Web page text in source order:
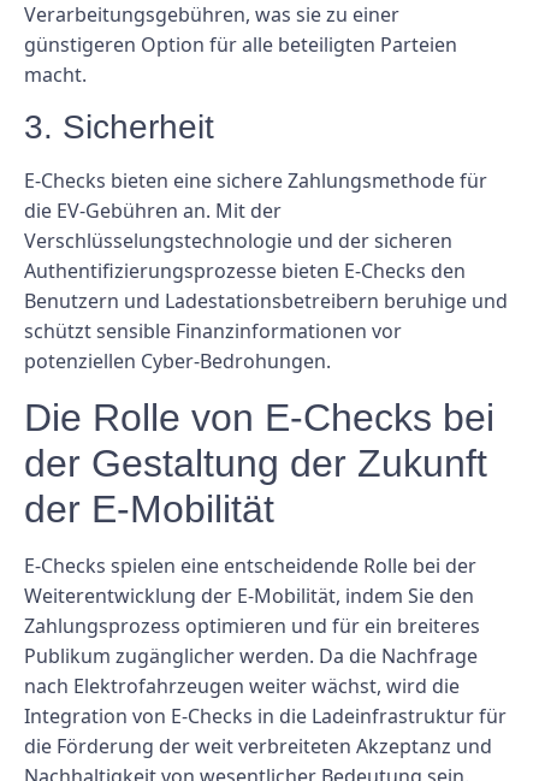
Verarbeitungsgebühren, was sie zu einer
günstigeren Option für alle beteiligten Parteien
macht.
3. Sicherheit
E-Checks bieten eine sichere Zahlungsmethode für
die EV-Gebühren an. Mit der
Verschlüsselungstechnologie und der sicheren
Authentifizierungsprozesse bieten E-Checks den
Benutzern und Ladestationsbetreibern beruhige und
schützt sensible Finanzinformationen vor
potenziellen Cyber-Bedrohungen.
Die Rolle von E-Checks bei
der Gestaltung der Zukunft
der E-Mobilität
E-Checks spielen eine entscheidende Rolle bei der
Weiterentwicklung der E-Mobilität, indem Sie den
Zahlungsprozess optimieren und für ein breiteres
Publikum zugänglicher werden. Da die Nachfrage
nach Elektrofahrzeugen weiter wächst, wird die
Integration von E-Checks in die Ladeinfrastruktur für
die Förderung der weit verbreiteten Akzeptanz und